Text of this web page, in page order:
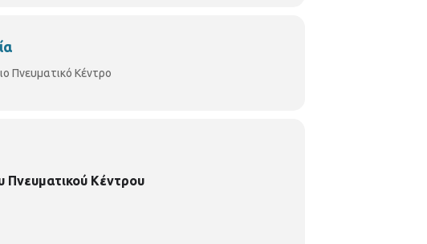
Πνευματικό Κέντρο
Πνευματικού Κέντρου